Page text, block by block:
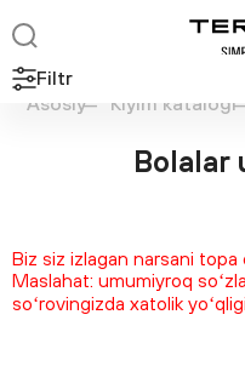
Asosiy Kiyim katalogi
Bolalar
Filtr
Biz siz izlagan narsani topa
Maslahat: umumiyroq
soʻrovingizda xatolik